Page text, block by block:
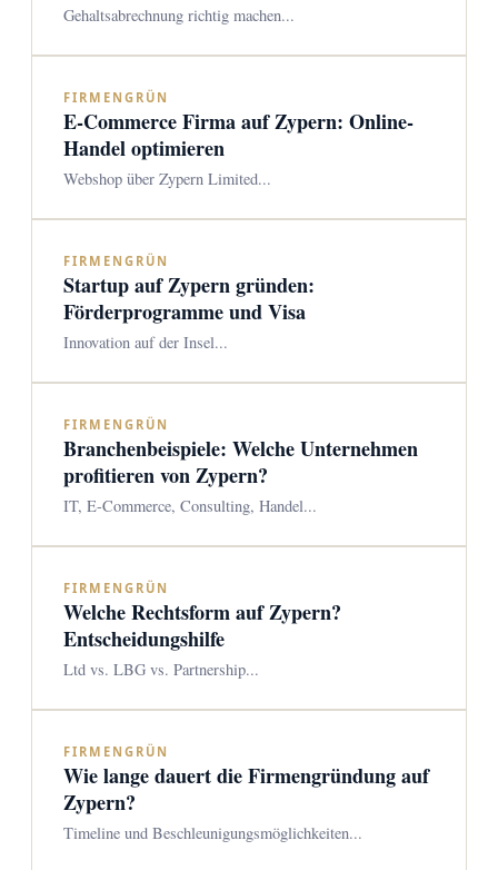
Gehaltsabrechnung richtig machen...
FIRMENGRÜN
E-Commerce Firma auf Zypern: Online-
Handel optimieren
Webshop über Zypern Limited...
FIRMENGRÜN
Startup auf Zypern gründen:
Förderprogramme und Visa
Innovation auf der Insel...
FIRMENGRÜN
Branchenbeispiele: Welche Unternehmen
profitieren von Zypern?
IT, E-Commerce, Consulting, Handel...
FIRMENGRÜN
Welche Rechtsform auf Zypern?
Entscheidungshilfe
Ltd vs. LBG vs. Partnership...
FIRMENGRÜN
Wie lange dauert die Firmengründung auf
Zypern?
Timeline und Beschleunigungsmöglichkeiten...